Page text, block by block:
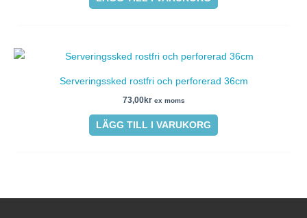
Serveringssked rostfri och perforerad 36cm
73,00kr ex moms
LÄGG TILL I VARUKORG